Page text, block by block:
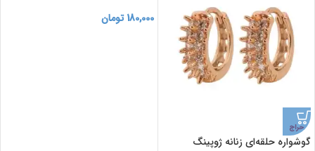
حراج
گوشواره حلقه‌ای زنانه ژوپینگ
180,000 تومان